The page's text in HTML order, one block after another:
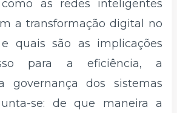
as redes inteligentes
a transformação digital no
quais são as implicações
para a eficiência, a
governança dos sistemas
se: de que maneira a